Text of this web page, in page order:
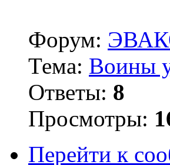
Форум:
Тема: Воины
Ответы: 8
Просмотры:
Перейти к